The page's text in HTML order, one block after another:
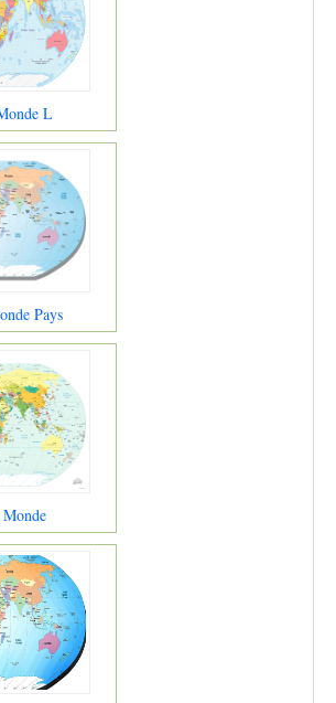
L
Pays